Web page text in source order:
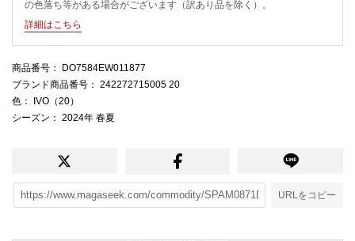
の色落ち等がある場合がございます（訳あり品を除く）。
詳細はこちら
商品番号 ： DO7584EW011877
ブランド商品番号 ： 242272715005 20
色 ： IVO（20）
シーズン ： 2024年 春夏
URLをコピー